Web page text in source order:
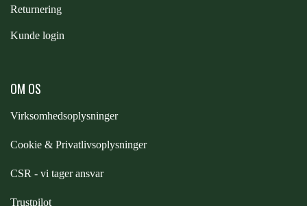
Returnering
Kunde login
OM OS
Virksomhedsoplysninger
Cookie & Privatlivsoplysninger
CSR - vi tager ansvar
Trustpilot